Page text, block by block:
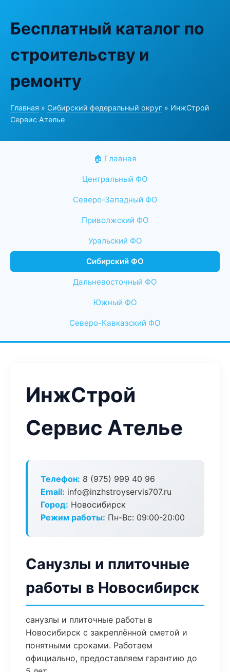
Бесплатный каталог по
строительству и
ремонту
Главная » Сибирский федеральный округ » ИнжСтрой
Сервис Ателье
🏠 Главная
Центральный ФО
Северо-Западный ФО
Приволжский ФО
Уральский ФО
Сибирский ФО
Дальневосточный ФО
Южный ФО
Северо-Кавказский ФО
ИнжСтрой
Сервис Ателье
Телефон: 8 (975) 999 40 96
Email: info@inzhstroyservis707.ru
Город: Новосибирск
Режим работы: Пн-Вс: 09:00-20:00
Санузлы и плиточные
работы в Новосибирск
санузлы и плиточные работы в
Новосибирск с закреплённой сметой и
понятными сроками. Работаем
официально, предоставляем гарантию до